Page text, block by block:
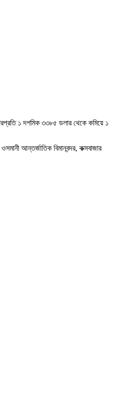
১ দশমিক ৩৩৮৫ ডলার থেকে কমিয়ে ১
আন্তর্জাতিক বিমানবন্দর, কক্সবাজার